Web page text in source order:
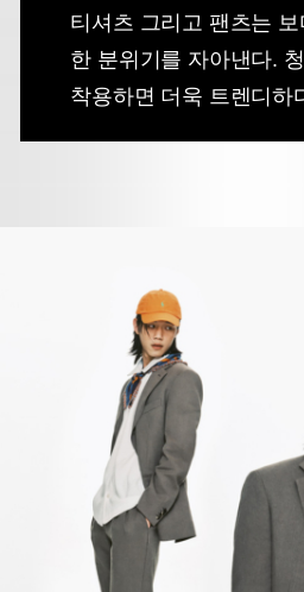
티셔츠 그리고 팬츠는
한 분위기를 자아낸다.
착용하면 더욱 트렌디하